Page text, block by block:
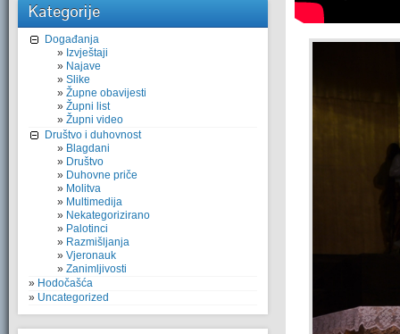
Kategorije
Događanja
Izvještaji
Najave
Slike
Župne obavijesti
Župni list
Župni video
Društvo i duhovnost
Blagdani
Društvo
Duhovne priče
Molitva
Multimedija
Nekategorizirano
Palotinci
Razmišljanja
Vjeronauk
Zanimljivosti
Hodočašća
Uncategorized